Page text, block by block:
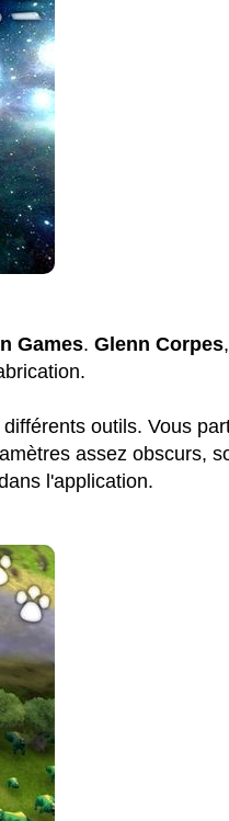
Games.Glenn Corpes
outils. Vous
assez obscurs,
l'application.